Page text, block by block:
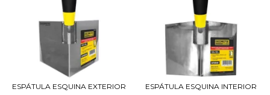
ESPÁTULA ESQUINA EXTERIOR ESPÁTULA ESQUINA INTERIOR